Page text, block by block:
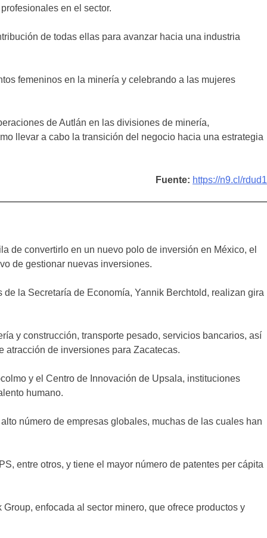
en el sector.
de todas ellas para avanzar hacia una industria
femeninos en la minería y celebrando a las mujeres
de Autlán en las divisiones de minería,
llevar a cabo la transición del negocio hacia una estrategia
Fuente: https://n9.cl/rdud1
de convertirlo en un nuevo polo de inversión en México, el
de gestionar nuevas inversiones.
la Secretaría de Economía, Yannik Berchtold, realizan gira
y construcción, transporte pesado, servicios bancarios, así
atracción de inversiones para Zacatecas.
y el Centro de Innovación de Upsala, instituciones
humano.
número de empresas globales, muchas de las cuales han
entre otros, y tiene el mayor número de patentes per cápita
enfocada al sector minero, que ofrece productos y